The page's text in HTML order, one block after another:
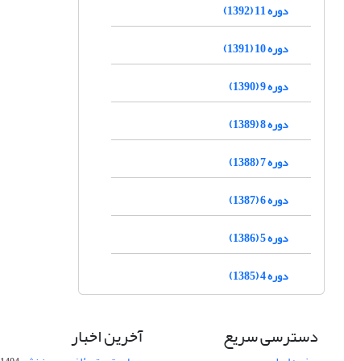
دوره 11 (1392)
دوره 10 (1391)
دوره 9 (1390)
دوره 8 (1389)
دوره 7 (1388)
دوره 6 (1387)
دوره 5 (1386)
دوره 4 (1385)
دسترسی سریع آخرین اخبار